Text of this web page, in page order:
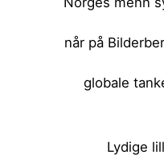
når på
globale
Lydige